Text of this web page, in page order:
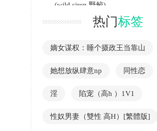
(wild siren 野鲛)
热门标签
嫡女谋权：睡个摄政王当靠山
她想放纵肆意np 同性恋
淫 陷宠（高h ）1V1
性奴男妻（雙性 高H）[繁體版]